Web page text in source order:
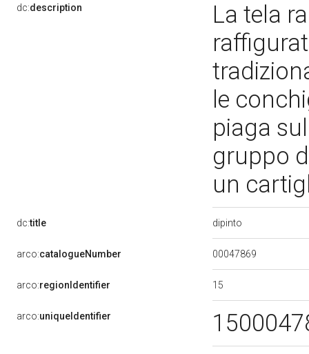
dc:description
La tela
le
piaga
gruppo
un
dc:title dipinto
arco:catalogueNumber 00047869
arco:regionIdentifier 15
arco:uniqueIdentifier